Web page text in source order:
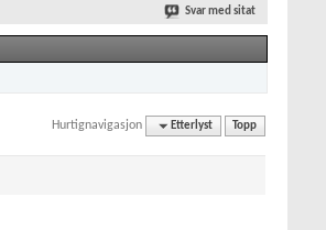
Svar med sitat
Hurtignavigasjon Etterlyst Topp